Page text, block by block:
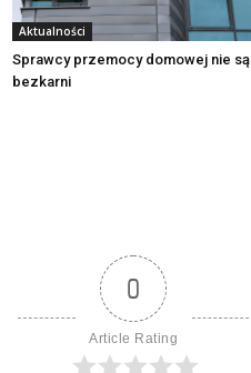
Aktualności
Sprawcy przemocy domowej nie są
bezkarni
0
Article Rating